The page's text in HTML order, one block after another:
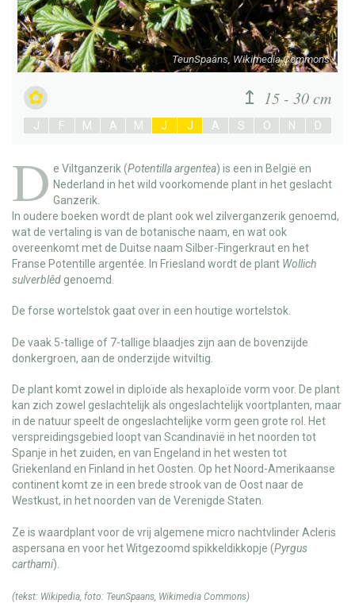
TeunSpaans, Wikimedia Commons
15 - 30 cm
J F M A M J J A S O N D
D eViltganzerik(Potentilla argentea) is een in België en
Nederland in het wild voorkomende plant in het geslacht
Ganzerik.
In oudere boeken wordt de plant ook wel zilverganzerik genoemd,
wat de vertaling is van de botanische naam, en wat ook
overeenkomt met de Duitse naam Silber-Fingerkraut en het
Franse Potentille argentée. In Friesland wordt de plant Wollich
sulverblêd genoemd.
De forse wortelstok gaat over in een houtige wortelstok.
De vaak 5-tallige of 7-tallige blaadjes zijn aan de bovenzijde
donkergroen, aan de onderzijde witviltig.
De plant komt zowel in diploïde als hexaploïde vorm voor. De plant
kan zich zowel geslachtelijk als ongeslachtelijk voortplanten, maar
in de natuur speelt de ongeslachtelijke vorm geen grote rol. Het
verspreidingsgebied loopt van Scandinavië in het noorden tot
Spanje in het zuiden, en van Engeland in het westen tot
Griekenland en Finland in het Oosten. Op het Noord-Amerikaanse
continent komt ze in een brede strook van de Oost naar de
Westkust, in het noorden van de Verenigde Staten.
Ze is waardplant voor de vrij algemene micro nachtvlinder Acleris
aspersana en voor het Witgezoomd spikkeldikkopje (Pyrgus
carthami).
(tekst: Wikipedia , foto: TeunSpaans Wikimedia Commons)